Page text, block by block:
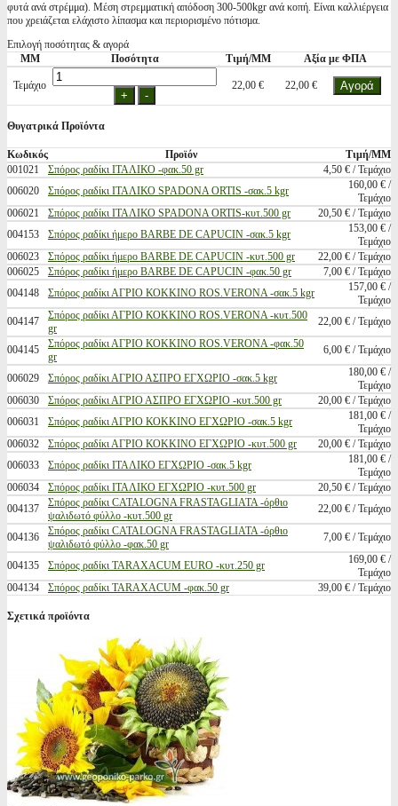
φυτά ανά στρέμμα). Μέση στρεμματική απόδοση 300-500kgr ανά κοπή. Είναι καλλιέργεια
που χρειάζεται ελάχιστο λίπασμα και περιορισμένο πότισμα.
Επιλογή ποσότητας & αγορά
ΜΜ
Ποσότητα Τιμή/ΜΜ Αξία με ΦΠΑ
Τεμάχιο 22,00 € 22,00 €
Θυγατρικά Προϊόντα
Κωδικός Προϊόν
Τιμή/ΜΜ
001021
Σπόρος ραδίκι ΙΤΑΛΙΚΟ -φακ.50 gr
4,50 € / Τεμάχιο
006020
Σπόρος ραδίκι ΙΤΑΛΙΚΟ SPADONA ORTIS -σακ.5 kgr
160,00 € /
Τεμάχιο
006021
Σπόρος ραδίκι ΙΤΑΛΙΚΟ SPADONA ORTIS-κυτ.500 gr
20,50 € / Τεμάχιο
004153
Σπόρος ραδίκι ήμερο BARBE DE CAPUCIN -σακ.5 kgr
153,00 € /
Τεμάχιο
006023
Σπόρος ραδίκι ήμερο BARBE DE CAPUCIN -κυτ.500 gr
22,00 € / Τεμάχιο
006025
Σπόρος ραδίκι ήμερο BARBE DE CAPUCIN -φακ.50 gr
7,00 € / Τεμάχιο
004148
Σπόρος ραδίκι ΑΓΡΙΟ ΚΟΚΚΙΝΟ ROS.VERONA -σακ.5 kgr
157,00 € /
Τεμάχιο
004147
Σπόρος ραδίκι ΑΓΡΙΟ ΚΟΚΚΙΝΟ ROS.VERONA -κυτ.500
gr
22,00 € / Τεμάχιο
004145
Σπόρος ραδίκι ΑΓΡΙΟ ΚΟΚΚΙΝΟ ROS.VERONA -φακ.50
gr
6,00 € / Τεμάχιο
006029 Σπόρος ραδίκι ΑΓΡΙΟ ΑΣΠΡΟ ΕΓΧΩΡΙΟ -σακ.5 kgr
180,00 € /
Τεμάχιο
006030
Σπόρος ραδίκι ΑΓΡΙΟ ΑΣΠΡΟ ΕΓΧΩΡΙΟ -κυτ.500 gr
20,00 € / Τεμάχιο
006031
Σπόρος ραδίκι ΑΓΡΙΟ ΚΟΚΚΙΝΟ ΕΓΧΩΡΙΟ -σακ.5 kgr
181,00 € /
Τεμάχιο
006032
Σπόρος ραδίκι ΑΓΡΙΟ ΚΟΚΚΙΝΟ ΕΓΧΩΡΙΟ -κυτ.500 gr
20,00 € / Τεμάχιο
006033
Σπόρος ραδίκι ΙΤΑΛΙΚΟ ΕΓΧΩΡΙΟ -σακ.5 kgr
181,00 € /
Τεμάχιο
006034
Σπόρος ραδίκι ΙΤΑΛΙΚΟ ΕΓΧΩΡΙΟ -κυτ.500 gr
20,50 € / Τεμάχιο
004137
Σπόρος ραδίκι CATALOGNA FRASTAGLIATA -όρθιο
ψαλιδωτό φύλλο -κυτ.500 gr
22,00 € / Τεμάχιο
004136
Σπόρος ραδίκι CATALOGNA FRASTAGLIATA -όρθιο
ψαλιδωτό φύλλο -φακ.50 gr
7,00 € / Τεμάχιο
004135 Σπόρος ραδίκι TARAXACUM EURO -κυτ.250 gr
169,00 € /
Τεμάχιο
004134
Σπόρος ραδίκι TARAXACUM -φακ.50 gr 39,00 € / Τεμάχιο
Σχετικά προϊόντα